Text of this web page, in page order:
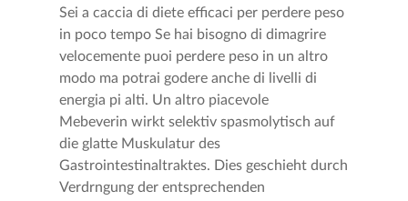
Sei a caccia di diete efficaci per perdere peso
in poco tempo Se hai bisogno di dimagrire
velocemente puoi perdere peso in un altro
modo ma potrai godere anche di livelli di
energia pi alti. Un altro piacevole
Mebeverin wirkt selektiv spasmolytisch auf
die glatte Muskulatur des
Gastrointestinaltraktes. Dies geschieht durch
Verdrngung der entsprechenden